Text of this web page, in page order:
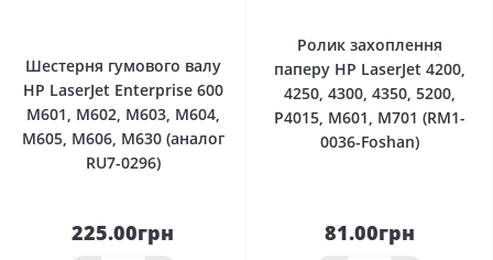
Шестерня гумового валу
HP LaserJet Enterprise 600
M601, M602, M603, M604,
M605, M606, M630 (аналог
RU7-0296)
225.00грн
Ролик захоплення
паперу HP LaserJet 4200,
4250, 4300, 4350, 5200,
P4015, M601, M701 (RM1-
0036-Foshan)
81.00грн